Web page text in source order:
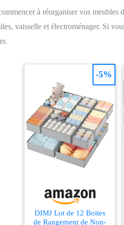
à réorganiser vos meubles
vaisselle et électroménager. Si
DIMJ Lot de 12 Boites
de Rangement de Non-
-5%